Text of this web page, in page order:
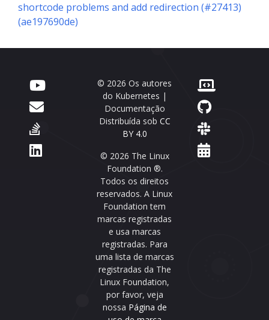
shortcode problems and add redirection (#27413)
(ae197690de)
© 2026 Os autores
do Kubernetes |
Documentação
Distribuída sob CC
BY 4.0
© 2026 The Linux
Foundation ®.
Todos os direitos
reservados. A Linux
Foundation tem
marcas registradas
e usa marcas
registradas. Para
uma lista de marcas
registradas da The
Linux Foundation,
por favor, veja
nossa Página de